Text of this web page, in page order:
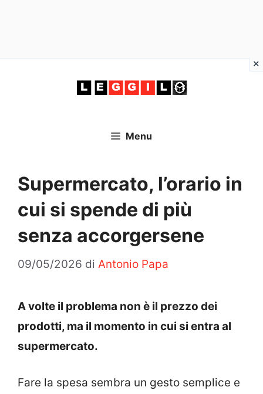
Menu
Supermercato, l’orario in
cui si spende di più
senza accorgersene
09/05/2026 di Antonio Papa
A volte il problema non è il prezzo dei
prodotti, ma il momento in cui si entra al
supermercato.
Fare la spesa sembra un gesto semplice e